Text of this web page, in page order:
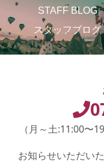
STAFF BLOG
スタッフブログ
（月～土:11:00〜
お知らせいただい